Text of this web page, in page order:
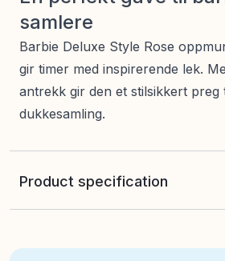
samlere
Barbie Deluxe Style Rose
gir timer med inspirerende lek.
antrekk gir den et stilsikkert preg
dukkesamling.
Product specification